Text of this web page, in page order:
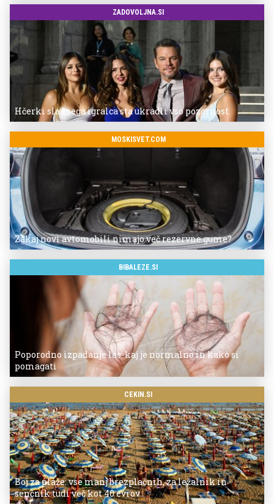
ZADOVOLJNA.SI
Hčerki slavnega igralca sta ukradli vso pozornost
MOSKISVET.COM
Zakaj novi avtomobili nimajo več rezervne gume?
BIBALEZE.SI
Poporodno izpadanje las: kaj je normalno in kako si
pomagati
CEKIN.SI
Boj za plaže: vse manj brezplačnih, za ležalnik in
senčnik tudi več kot 40 evrov